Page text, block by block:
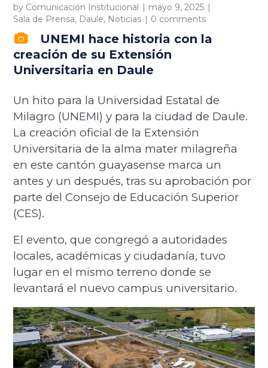
by Comunicación Institucional
mayo 9, 2025
Sala de Prensa, Daule, Noticias 0 comments
UNEMI hace historia con la
creación de su Extensión
Universitaria en Daule
Un hito para la Universidad Estatal de
Milagro (UNEMI) y para la ciudad de Daule.
La creación oficial de la Extensión
Universitaria de la alma mater milagreña
en este cantón guayasense marca un
antes y un después, tras su aprobación por
parte del Consejo de Educación Superior
(CES).
El evento, que congregó a autoridades
locales, académicas y ciudadanía, tuvo
lugar en el mismo terreno donde se
levantará el nuevo campus universitario.